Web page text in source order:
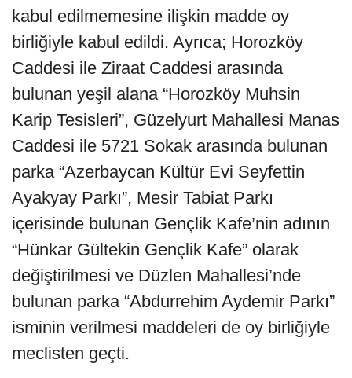
kabul edilmemesine ilişkin madde oy
birliğiyle kabul edildi. Ayrıca; Horozköy
Caddesi ile Ziraat Caddesi arasında
bulunan yeşil alana “Horozköy Muhsin
Karip Tesisleri”, Güzelyurt Mahallesi Manas
Caddesi ile 5721 Sokak arasında bulunan
parka “Azerbaycan Kültür Evi Seyfettin
Ayakyay Parkı”, Mesir Tabiat Parkı
içerisinde bulunan Gençlik Kafe’nin adının
“Hünkar Gültekin Gençlik Kafe” olarak
değiştirilmesi ve Düzlen Mahallesi’nde
bulunan parka “Abdurrehim Aydemir Parkı”
isminin verilmesi maddeleri de oy birliğiyle
meclisten geçti.